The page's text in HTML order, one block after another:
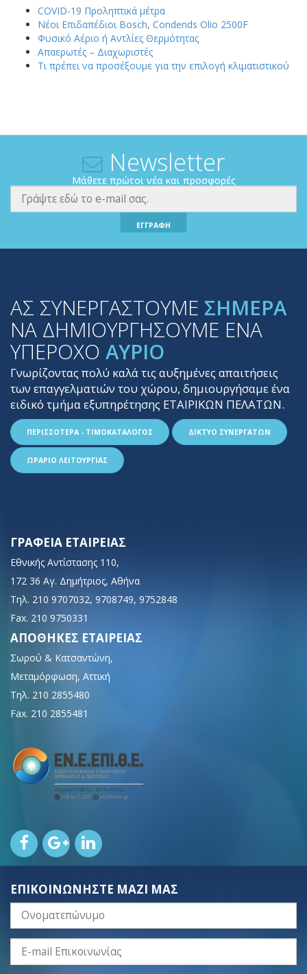
COVID-19 Προληπτικά μέτρα
Νέοι Επιδαπέδιοι Bosch, Condends Olio 2500F
Φυσικό Αέριο ή Αντλίες Θερμότητας
Απαερωτές – Διαχωριστές
Τι πρέπει να προσέξουμε για την επιλογή κλιματιστικού
Newsletter
Μάθετε πρώτοι νέα και προσφορές
ΕΓΓΡΑΦΗ
ΑΣ ΣΥΝΕΡΓΑΣΤΟΥΜΕ ΣΗΜΕΡΑ
ΝΑ ΔΗΜΙΟΥΡΓΗΣΟΥΜΕ ΕΝΑ
ΥΠΕΡΟΧΟ ΑΥΡΙΟ
Γνωρίζοντας πολύ καλά τις αυξημένες απαιτήσεις
των επαγγελματιών του χώρου, δημιουργήσαμε ένα
ειδικό τμήμα εξυπηρέτησης ΕΤΑΙΡΙΚΩΝ ΠΕΛΑΤΩΝ.
ΠΕΡΙΣΣΟΤΕΡΑ - ΤΙΜΟΚΑΤΑΛΟΓΟΣ ΔΙΚΤΥΟ ΣΥΝΕΡΓΑΤΩΝ
ΩΡΑΡΙΟ ΛΕΙΤΟΥΡΓΙΑΣ
ΓΡΑΦΕΙΑ ΕΤΑΙΡΕΙΑΣ
Εθνικής Αντίστασης 110,
172 36 Αγ. Δημήτριος, Αθήνα
Τηλ. 210 9707032, 9708749, 9752848
Fax. 210 9750331
ΑΠΟΘΗΚΕΣ ΕΤΑΙΡΕΙΑΣ
Σωρού & Κατσαντώνη,
Μεταμόρφωση, Αττική
Τηλ. 210 2855480
Fax. 210 2855481
ΕΠΙΚΟΙΝΩΝΗΣΤΕ ΜΑΖΙ ΜΑΣ